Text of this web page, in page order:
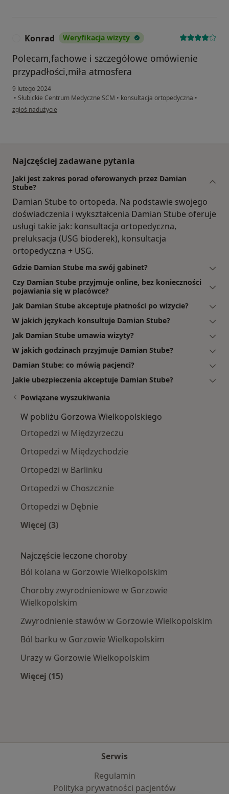
Konrad Weryfikacja wizyty
Polecam,fachowe i szczegółowe omówienie
przypadłości,miła atmosfera
9 lutego 2024
• Słubickie Centrum Medyczne SCM • konsultacja ortopedyczna •
w opinii użytkownika Konrad
zgłoś nadużycie
Najczęściej zadawane pytania
Jaki jest zakres porad oferowanych przez Damian
Stube?
Damian Stube to ortopeda. Na podstawie swojego
doświadczenia i wykształcenia Damian Stube oferuje
usługi takie jak: konsultacja ortopedyczna,
preluksacja (USG bioderek), konsultacja
ortopedyczna + USG.
Gdzie Damian Stube ma swój gabinet?
Czy Damian Stube przyjmuje online, bez konieczności
pojawiania się w placówce?
Jak Damian Stube akceptuje płatności po wizycie?
W jakich językach konsultuje Damian Stube?
Jak Damian Stube umawia wizyty?
W jakich godzinach przyjmuje Damian Stube?
Damian Stube: co mówią pacjenci?
Jakie ubezpieczenia akceptuje Damian Stube?
Powiązane wyszukiwania
W pobliżu Gorzowa Wielkopolskiego
Ortopedzi w Międzyrzeczu
Ortopedzi w Międzychodzie
Ortopedzi w Barlinku
Ortopedzi w Choszcznie
Ortopedzi w Dębnie
Więcej (3)
Najczęście leczone choroby
Ból kolana w Gorzowie Wielkopolskim
Choroby zwyrodnieniowe w Gorzowie
Wielkopolskim
Zwyrodnienie stawów w Gorzowie Wielkopolskim
Ból barku w Gorzowie Wielkopolskim
Urazy w Gorzowie Wielkopolskim
Więcej (15)
Serwis
Regulamin
Polityka prywatności pacjentów